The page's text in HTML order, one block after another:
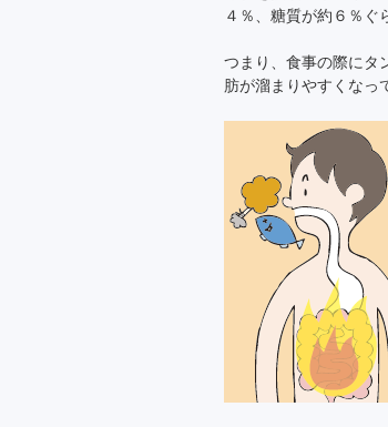
４％、糖質が約６％ぐ
つまり、食事の際にタ
肪が溜まりやすくなっ